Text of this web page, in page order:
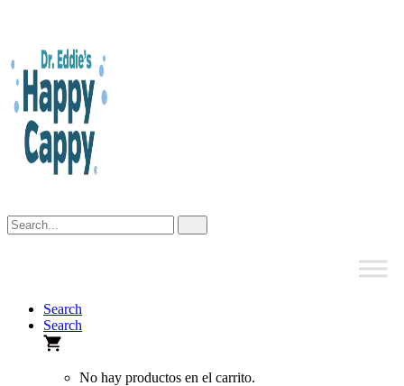
content
Search
Search
No hay productos en el carrito.